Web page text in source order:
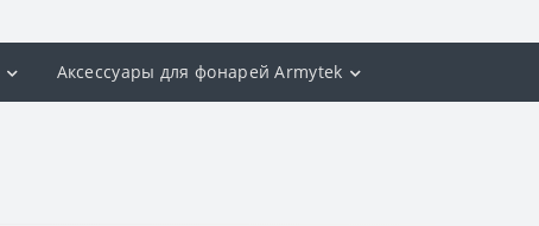
Аксесcуары для фонарей Armytek